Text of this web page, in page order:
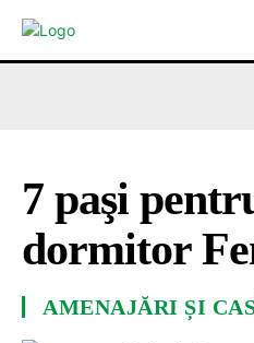
7 paşi
dormitor
AMENAJĂRI ȘI